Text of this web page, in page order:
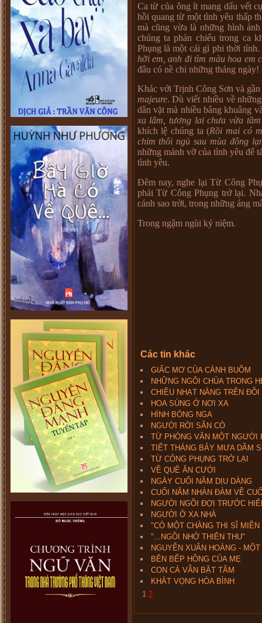
Ca từ của ông ít mang dấu vết
hồi quang từ một tình yêu thấp
mà cũng vừa là những hình
chúng ta phản chiếu trong ca
Phụng là một cái gì phi thời
hỡi em, anh đi tìm màu hoa em
đâu có nề chi những tháng ngày!
Khác với Trịnh Công Sơn và
majeure. Dù viết nhiều về
dằn vặt mà nhiều bâng khuâng
xa lắm, tương lai chưa vừa
khích lệ chúng ta (Rồi mai có
chim thôi ngủ sau mùa đông
những mảnh vỡ của tình yêu để
tình yêu.
Đêm nay, nghe lại Từ Công
phải Từ Công Phụng trở lại.
cánh sao trời, trong những áng
Trong ngậm ngùi kỷ niệm.
Các tin khác
GIẤC MƠ CỦA CÁNH BUỒM
NHỮNG NGÔI CHÙA TRONG
CHIỀU NHẠT NẮNG TRÊN ĐỒI
HOA SÚNG Ở NƠI XA
HÌNH BÓNG NGA
NGƯỜI RỜI SÂN CỎ
TỪ PHÒNG VĂN MỘT NGƯỜI
TIẾT THÁNG BẢY MƯA DẦM
TỪ CÔNG PHỤNG TRỞ LẠI
VỀ QUÊ ĂN CƯỚI
NGÀY CUỐI NĂM DỊU DÀNG
CUỐI NĂM NHÀN ĐÀM VỀ
NGƯỜI NGỒI ĐỢI TRƯỚC
NGƯỜI Ở XA NHÀ
"CÓ MỘT CHÀNG THI SĨ MIỀN
"...NGỒI NHỚ THIÊN THU"
NGUYỄN XUÂN HOÀNG -
BÊN BẾP HỒNG CỦA MẸ
CON CÁ VẪN BẶT TĂM
KHÁT VỌNG HÒA BÌNH
1 2